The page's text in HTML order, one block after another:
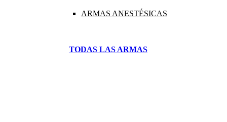
ARMAS ANESTÉSICAS
TODAS LAS ARMAS